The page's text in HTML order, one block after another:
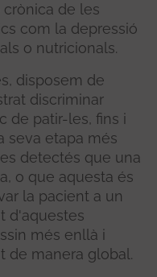
de les
com la depressió
o nutricionals.
disposem de
discriminar
de patir-les, fins i
seva etapa més
detectés que una
o que aquesta és
la pacient a un
d'aquestes
més enllà i
de manera global.